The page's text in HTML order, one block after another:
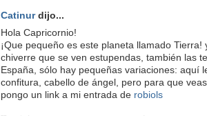
Catinurdijo...
Hola Capricornio!
¡Que pequeño es este planeta llamado
chiverre que se ven estupendas, también las
España, sólo hay pequeñas variaciones: aquí
confitura, cabello de ángel, pero para que
pongo un link a mi entrada de robiols